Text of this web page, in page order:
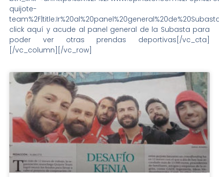
quijote-
click aquí y acude al panel general de la Subasta para
poder ver otras prendas deportivas[/vc_cta]
[/vc_column][/vc_row]